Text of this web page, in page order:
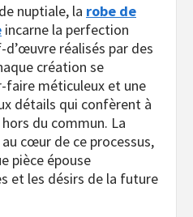
nuptiale, la robe de
incarne la perfection
réalisés par des
création se
faire méticuleux et une
détails qui confèrent à
du commun. La
cœur de ce processus,
pièce épouse
et les désirs de la future